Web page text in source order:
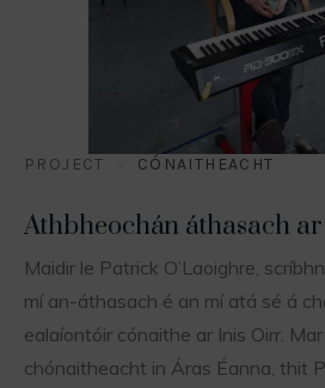
PROJECT CÓNAITHEACHT
Athbheochán áthasach
Maidir le Patrick O’Laoighre,
mí an-áthasach é an mí atá sé á
ealaíontóir cónaithe ar Inis Oirr.
chónaitheacht in Áras Éanna, thit